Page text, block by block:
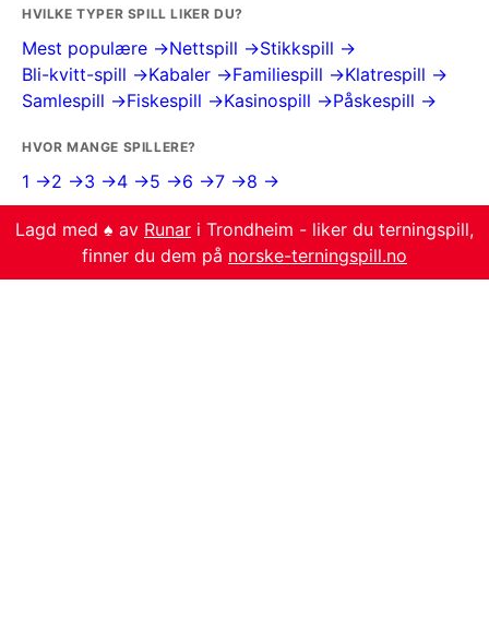
HVILKE TYPER SPILL LIKER DU?
Mest populære →Nettspill →Stikkspill →
Bli-kvitt-spill →Kabaler →Familiespill →Klatrespill →
Samlespill →Fiskespill →Kasinospill →Påskespill →
HVOR MANGE SPILLERE?
1 →2 →3 →4 →5 →6 →7 →8 →
Lagd med ♠️ av Runar i Trondheim - liker du terningspill,
finner du dem på norske-terningspill.no